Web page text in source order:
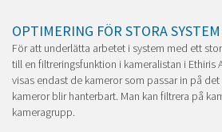
OPTIMERING FÖR STORA SYSTEM
För att underlätta arbetet i system med ett
till en filtreringsfunktion i kameralistan i Ethiris
visas endast de kameror som passar in på
kameror blir hanterbart. Man kan filtrera på
kameragrupp.